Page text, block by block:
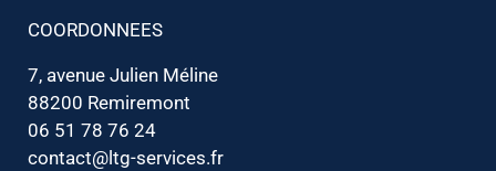
COORDONNEES
7, avenue Julien Méline
88200 Remiremont
06 51 78 76 24
contact@ltg-services.fr